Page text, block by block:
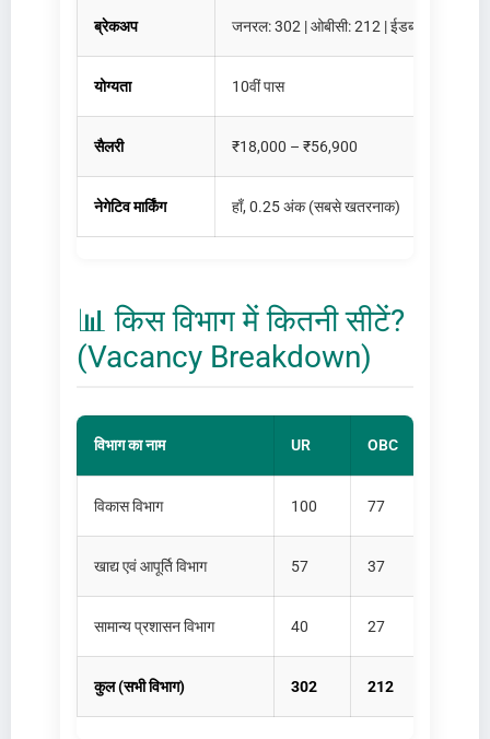
ब्रेकअप जनरल: 302 | ओबीसी: 212 | ईडब्ल्यूएस: 77 |
योग्यता 10वीं पास
सैलरी ₹18,000 – ₹56,900
नेगेटिव मार्किंग हाँ, 0.25 अंक (सबसे खतरनाक)
📊 किस विभाग में कितनी सीटें?
(Vacancy Breakdown)
विभाग का नाम UR OBC
विकास विभाग 100 77
खाद्य एवं आपूर्ति विभाग 57 37
सामान्य प्रशासन विभाग 40 27
कुल (सभी विभाग) 302 212